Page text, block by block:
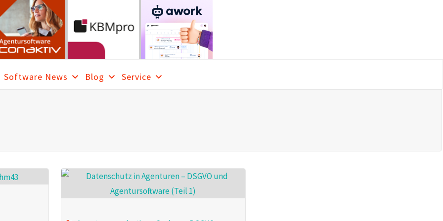
Software News Blog Service